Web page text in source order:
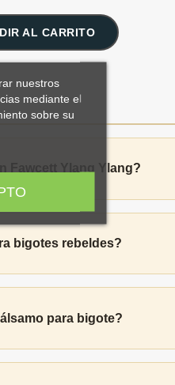
AL CARRITO
Fawcett Ylang Ylang?
bigotes rebeldes?
para bigote?
nuestros
mediante el
sobre su